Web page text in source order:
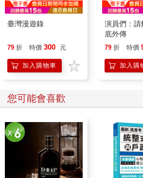
臺灣漫遊錄
79 折 特價 300 元
加入購物車
演員們：請
底外傳
79 折 特價
加入購
您可能會喜歡